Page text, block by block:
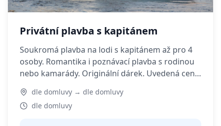
Privátní plavba s kapitánem
Soukromá plavba na lodi s kapitánem až pro 4
osoby. Romantika i poznávací plavba s rodinou
nebo kamarády. Originální dárek. Uvedená cena
dle domluvy → dle domluvy
dle domluvy